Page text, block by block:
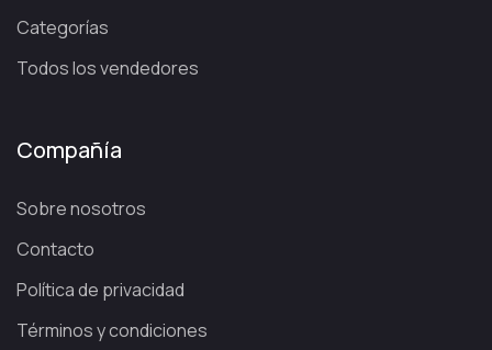
Categorías
Todos los vendedores
Compañía
Sobre nosotros
Contacto
Política de privacidad
Términos y condiciones